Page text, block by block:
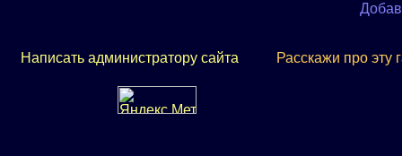
Написать администратору сайта Расскажи про эту